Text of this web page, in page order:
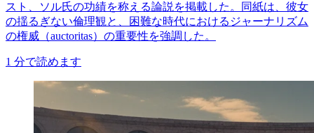
スト、ソル氏の功績を称える論説を掲載した。同紙は、彼女
の揺るぎない倫理観と、困難な時代におけるジャーナリズム
の権威（auctoritas）の重要性を強調した。
1 分で読めます